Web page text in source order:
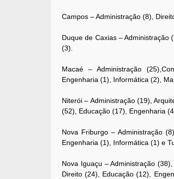
Campos – Administração (8),
Duque de Caxias – Administração
(3).
Macaé – Administração
Engenharia (1), Informática (2),
Niterói – Administração (19),
(52), Educação (17), Engenharia
Nova Friburgo – Administração
Engenharia (1), Informática (1) e
Nova Iguaçu – Administração
Direito (24), Educação (12),